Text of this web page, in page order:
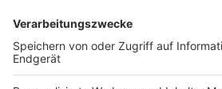
TOP-VEREINE